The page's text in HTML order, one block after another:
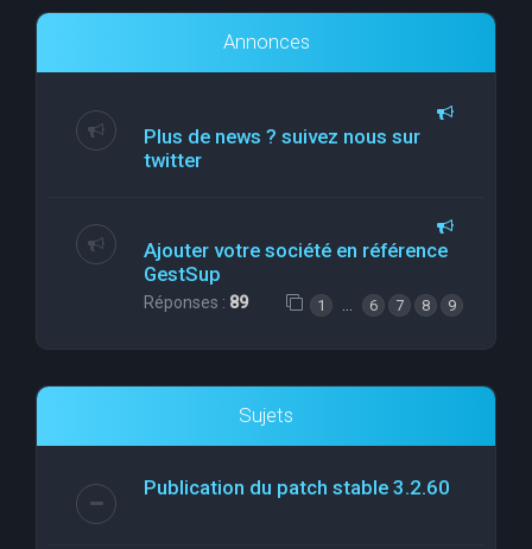
Annonces
Plus de news ? suivez nous sur
twitter
Ajouter votre société en référence
GestSup
Réponses : 89 1 6 7 8 9
Sujets
Publication du patch stable 3.2.60